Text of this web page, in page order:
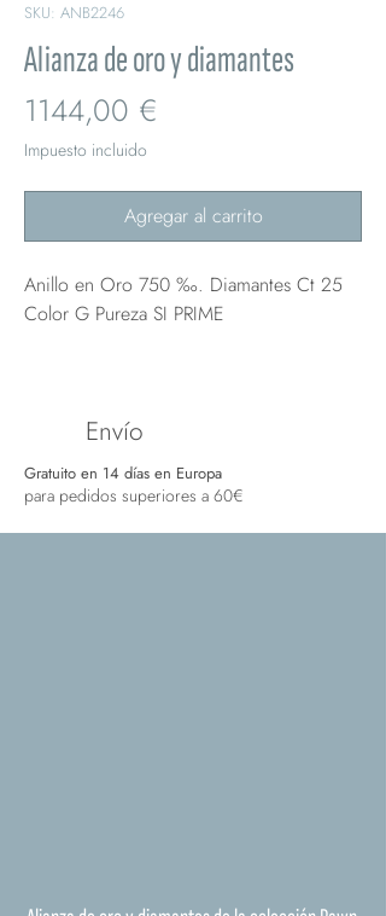
SKU: ANB2246
Alianza de oro y diamantes
1144,00 €
Impuesto incluido
Agregar al carrito
Anillo en Oro 750 ‰. Diamantes Ct 25
Color G Pureza SI PRIME
Envío
Gratuito en 14 días en Europa
para pedidos superiores a 60€